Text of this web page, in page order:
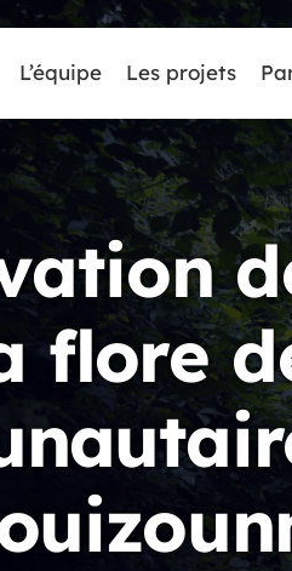
L’équipe Les projets
flore